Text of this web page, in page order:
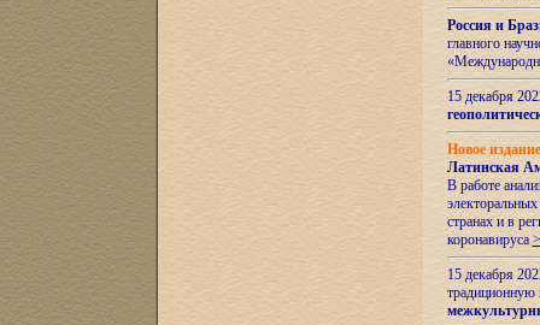
Россия и
главного
15 декабря
Новое
Латинская
В работе
странах и в
коронавируса
15 декабря